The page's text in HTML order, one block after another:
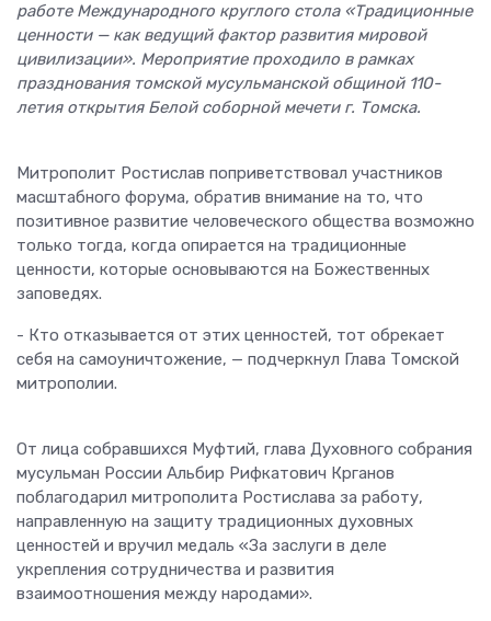
работе Международного круглого стола «Традиционные
ценности — как ведущий фактор развития мировой
цивилизации». Мероприятие проходило в рамках
празднования томской мусульманской общиной 110-
летия открытия Белой соборной мечети г. Томска.
Митрополит Ростислав поприветствовал участников
масштабного форума, обратив внимание на то, что
позитивное развитие человеческого общества возможно
только тогда, когда опирается на традиционные
ценности, которые основываются на Божественных
заповедях.
- Кто отказывается от этих ценностей, тот обрекает
себя на самоуничтожение, — подчеркнул Глава Томской
митрополии.
От лица собравшихся Муфтий, глава Духовного собрания
мусульман России Альбир Рифкатович Крганов
поблагодарил митрополита Ростислава за работу,
направленную на защиту традиционных духовных
ценностей и вручил медаль «За заслуги в деле
укрепления сотрудничества и развития
взаимоотношения между народами».